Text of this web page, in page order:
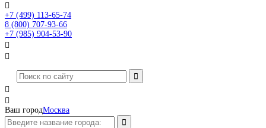

+7 (499) 113-65-74
8 (800) 707-93-66
+7 (985) 904-53-90




Ваш городМосква